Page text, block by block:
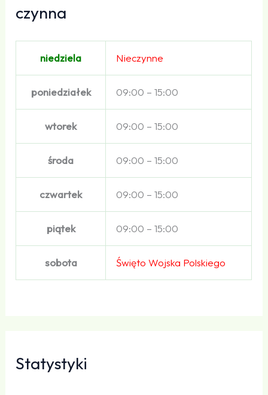
czynna
niedziela Nieczynne
poniedziałek 09:00 – 15:00
wtorek 09:00 – 15:00
środa 09:00 – 15:00
czwartek 09:00 – 15:00
piątek 09:00 – 15:00
sobota Święto Wojska Polskiego
Statystyki